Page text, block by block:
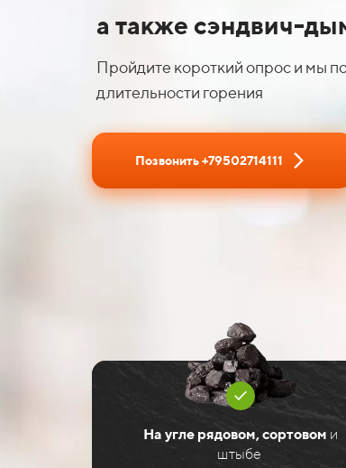
а также сэндвич-
Пройдите короткий опрос и мы
длительности горения
Позвонить +79502714111
На угле рядовом, сортовом и
штыбе